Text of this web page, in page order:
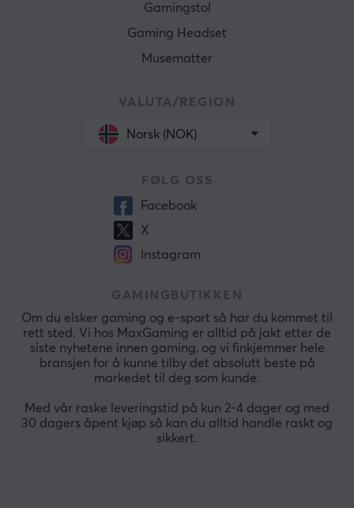
Gamingstol
Gaming Headset
Musematter
VALUTA/REGION
Norsk (NOK)
FØLG OSS
Facebook
X
Instagram
GAMINGBUTIKKEN
Om du elsker gaming og e-sport så har du kommet til
rett sted. Vi hos MaxGaming er alltid på jakt etter de
siste nyhetene innen gaming, og vi finkjemmer hele
bransjen for å kunne tilby det absolutt beste på
markedet til deg som kunde.
Med vår raske leveringstid på kun 2-4 dager og med
30 dagers åpent kjøp så kan du alltid handle raskt og
sikkert.